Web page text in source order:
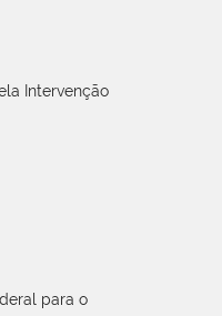
Intervenção
para o